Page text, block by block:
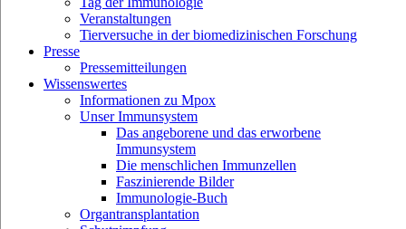
Veranstaltungen
Tierversuche in der biomedizinischen Forschung
Presse
Pressemitteilungen
Wissenswertes
Informationen zu Mpox
Unser Immunsystem
Das angeborene und das erworbene
Immunsystem
Die menschlichen Immunzellen
Faszinierende Bilder
Immunologie-Buch
Organtransplantation